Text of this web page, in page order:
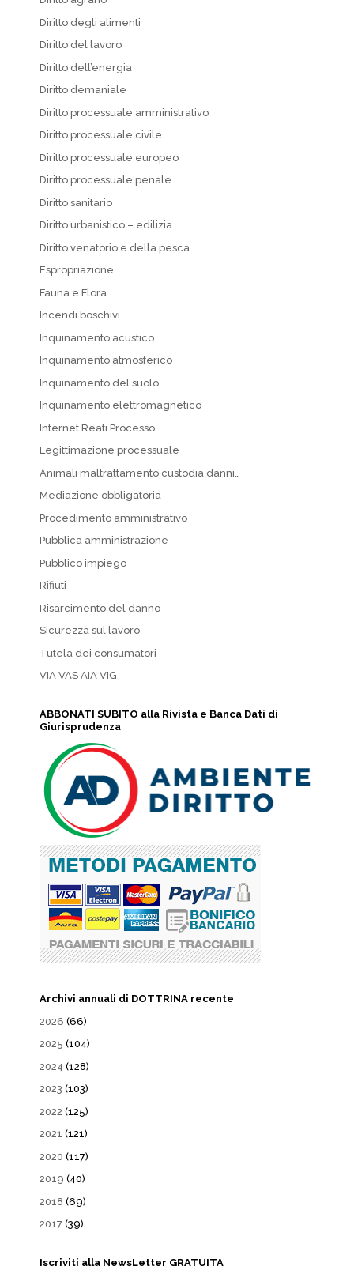
Diritto degli alimenti
Diritto del lavoro
Diritto dell’energia
Diritto demaniale
Diritto processuale amministrativo
Diritto processuale civile
Diritto processuale europeo
Diritto processuale penale
Diritto sanitario
Diritto urbanistico – edilizia
Diritto venatorio e della pesca
Espropriazione
Fauna e Flora
Incendi boschivi
Inquinamento acustico
Inquinamento atmosferico
Inquinamento del suolo
Inquinamento elettromagnetico
Internet Reati Processo
Legittimazione processuale
Animali maltrattamento custodia danni…
Mediazione obbligatoria
Procedimento amministrativo
Pubblica amministrazione
Pubblico impiego
Rifiuti
Risarcimento del danno
Sicurezza sul lavoro
Tutela dei consumatori
VIA VAS AIA VIG
ABBONATI SUBITO alla Rivista e Banca Dati di
Giurisprudenza
Archivi annuali di DOTTRINA recente
2026 (66)
2025 (104)
2024 (128)
2023 (103)
2022 (125)
2021 (121)
2020 (117)
2019 (40)
2018 (69)
2017 (39)
Iscriviti alla NewsLetter GRATUITA